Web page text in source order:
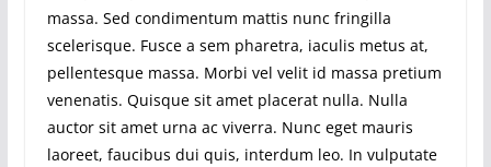
massa. Sed condimentum mattis nunc fringilla
scelerisque. Fusce a sem pharetra, iaculis metus at,
pellentesque massa. Morbi vel velit id massa pretium
venenatis. Quisque sit amet placerat nulla. Nulla
auctor sit amet urna ac viverra. Nunc eget mauris
laoreet, faucibus dui quis, interdum leo. In vulputate